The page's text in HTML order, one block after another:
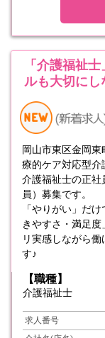
「介護福祉
ルも大切にし
岡山市東区金岡東
療的ケア対応型介
介護福祉士の正社
員）募集です。
「やりがい」だ
きやすさ・満足度
リ実感しながら働
す♪
【職種】
介護福祉士
求人番号